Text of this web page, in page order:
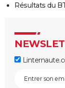
Résultats du